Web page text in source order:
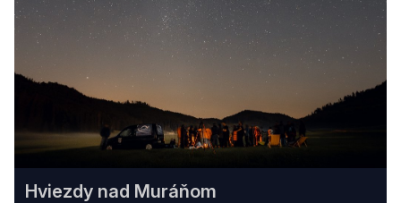
kultúrno‑kreatívne centrum, ktoré vás očarí
svojou históriou aj atmosférou.
Hviezdy nad Muráňom